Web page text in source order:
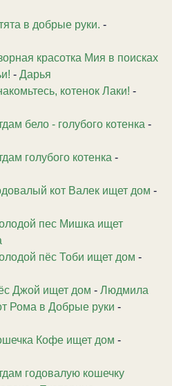
в добрые руки. -
красотка Мия в поисках
- Дарья
котенок Лаки! -
бело - голубого котенка -
голубого котенка -
кот Валек ищет дом -
пес Мишка ищет
пёс Тоби ищет дом -
Джой ищет дом - Людмила
Рома в Добрые руки -
Кофе ищет дом -
годовалую кошечку